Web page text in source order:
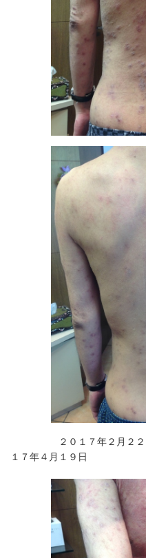
２０１７年
１７年４月１９日